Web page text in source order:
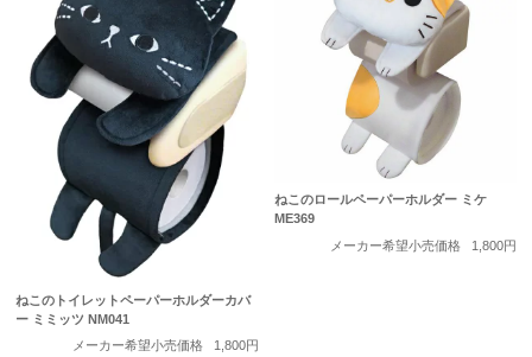
ねこのトイレットペーパーホルダーカバ
ー ミミッツ NM041
メーカー希望小売価格
1,800円
ねこのロールペーパーホルダー ミケ
ME369
メーカー希望小売価格
1,800円